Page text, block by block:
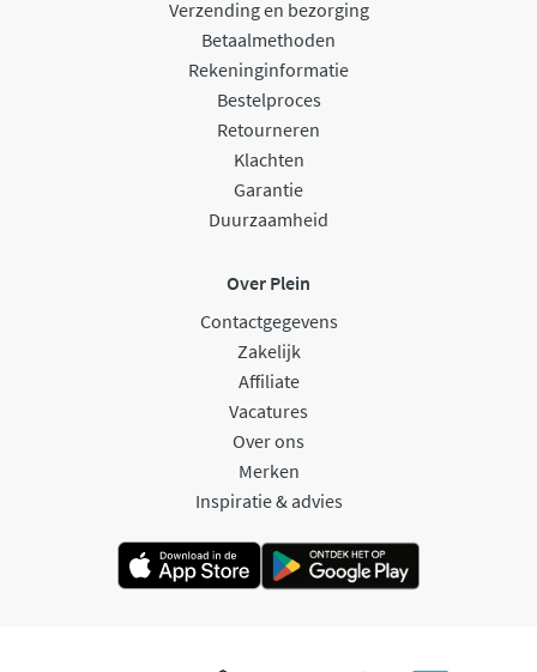
Verzending en bezorging
Betaalmethoden
Rekeninginformatie
Bestelproces
Retourneren
Klachten
Garantie
Duurzaamheid
Over Plein
Contactgegevens
Zakelijk
Affiliate
Vacatures
Over ons
Merken
Inspiratie & advies